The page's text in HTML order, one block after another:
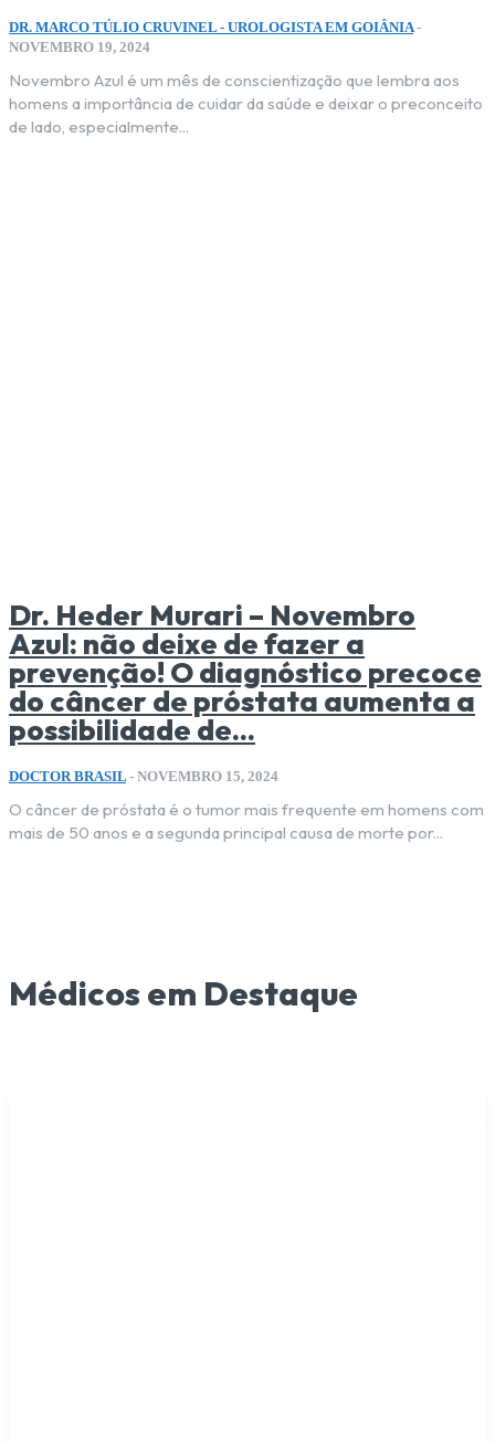
DR. MARCO TÚLIO CRUVINEL - UROLOGISTA EM GOIÂNIA -
NOVEMBRO 19, 2024
Novembro Azul é um mês de conscientização que lembra aos
homens a importância de cuidar da saúde e deixar o preconceito
de lado, especialmente...
Dr. Heder Murari – Novembro
Azul: não deixe de fazer a
prevenção! O diagnóstico precoce
do câncer de próstata aumenta a
possibilidade de...
DOCTOR BRASIL - NOVEMBRO 15, 2024
O câncer de próstata é o tumor mais frequente em homens com
mais de 50 anos e a segunda principal causa de morte por...
Médicos em Destaque